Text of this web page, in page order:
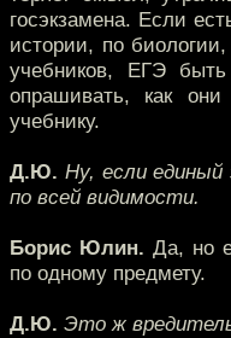
госэкзамена. Если
истории, по
учебников, ЕГЭ
опрашивать, как
учебнику.
Д.Ю. Ну, если единый
по всей видимости.
Борис Юлин. Да, но
по одному предмету.
Д.Ю. Это ж